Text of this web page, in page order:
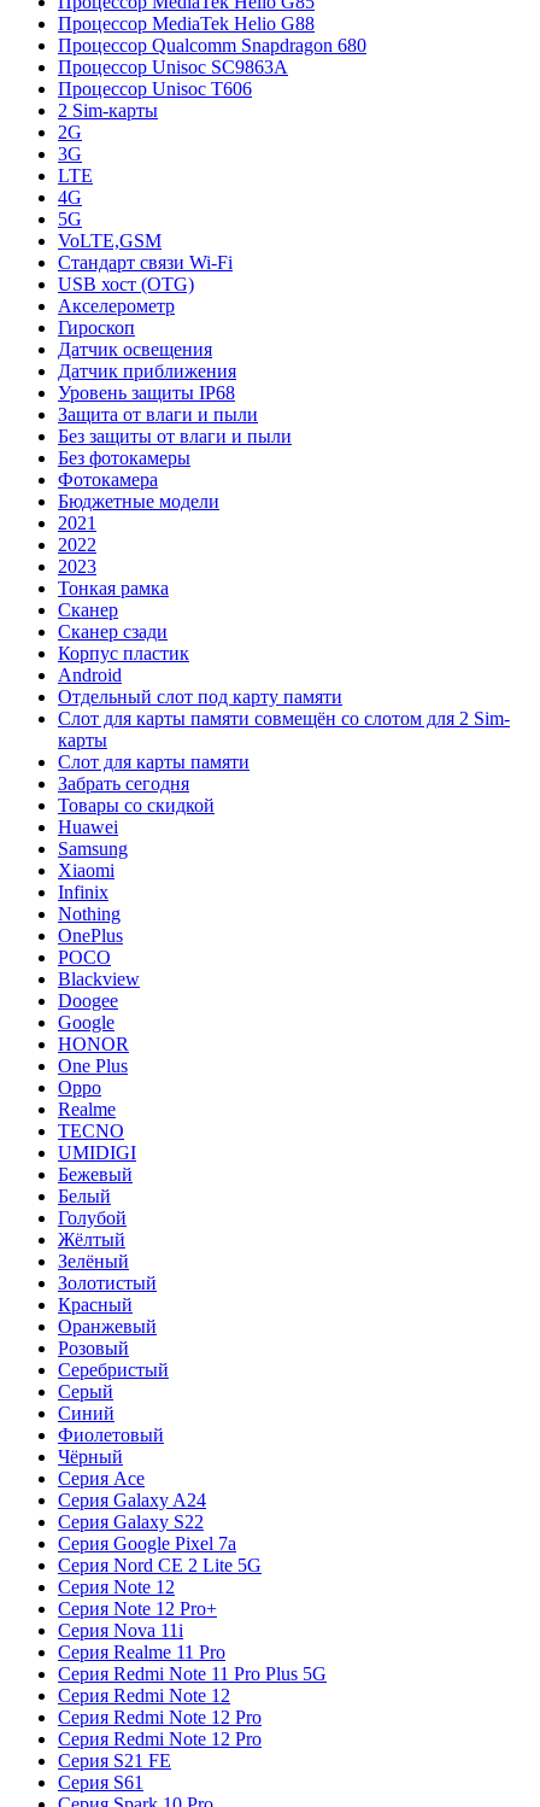
Процессор MediaTek Helio G88
Процессор Qualcomm Snapdragon 680
Процессор Unisoc SC9863A
Процессор Unisoc T606
2 Sim-карты
2G
3G
LTE
4G
5G
VoLTE,GSM
Стандарт связи Wi-Fi
USB хост (OTG)
Акселерометр
Гироскоп
Датчик освещения
Датчик приближения
Уровень защиты IP68
Защита от влаги и пыли
Без защиты от влаги и пыли
Без фотокамеры
Фотокамера
Бюджетные модели
2021
2022
2023
Тонкая рамка
Сканер
Сканер сзади
Корпус пластик
Android
Отдельный слот под карту памяти
Слот для карты памяти совмещён со слотом для 2 Sim-
карты
Слот для карты памяти
Забрать сегодня
Товары со скидкой
Huawei
Samsung
Xiaomi
Infinix
Nothing
OnePlus
POCO
Blackview
Doogee
Google
HONOR
One Plus
Oppo
Realme
TECNO
UMIDIGI
Бежевый
Белый
Голубой
Жёлтый
Зелёный
Золотистый
Красный
Оранжевый
Розовый
Серебристый
Серый
Синий
Фиолетовый
Чёрный
Серия Ace
Серия Galaxy A24
Серия Galaxy S22
Серия Google Pixel 7a
Серия Nord CE 2 Lite 5G
Серия Note 12
Серия Note 12 Pro+
Серия Nova 11i
Серия Realme 11 Pro
Серия Redmi Note 11 Pro Plus 5G
Серия Redmi Note 12
Серия Redmi Note 12 Pro
Серия Redmi Note 12 Pro
Серия S21 FE
Серия S61